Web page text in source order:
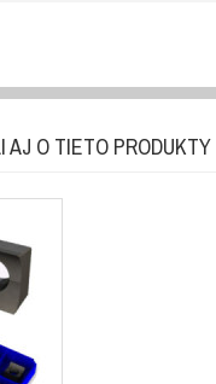
AJ O TIETO PRODUKTY